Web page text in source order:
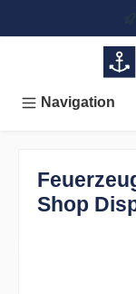
Navigation
Shop